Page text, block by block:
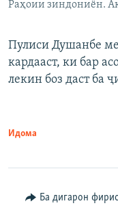
Раҳоии зиндониён.
Пулиси Душанбе
кардааст, ки бар
лекин боз даст ба
Идома
Ба дигарон